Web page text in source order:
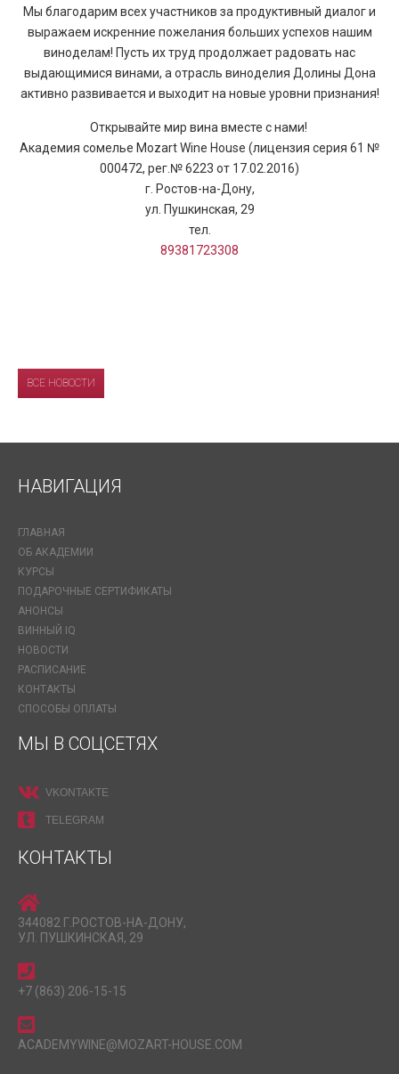
Мы благодарим всех участников за продуктивный диалог и
выражаем искренние пожелания больших успехов нашим
виноделам! Пусть их труд продолжает радовать нас
выдающимися винами, а отрасль виноделия Долины Дона
активно развивается и выходит на новые уровни признания!
Открывайте мир вина вместе с нами!
Академия сомелье Mozart Wine House (лицензия серия 61 №
000472, рег.№ 6223 от 17.02.2016)
г. Ростов-на-Дону,
ул. Пушкинская, 29
тел.
89381723308
ВСЕ НОВОСТИ
НАВИГАЦИЯ
ГЛАВНАЯ
ОБ АКАДЕМИИ
КУРСЫ
ПОДАРОЧНЫЕ СЕРТИФИКАТЫ
АНОНСЫ
ВИННЫЙ IQ
НОВОСТИ
РАСПИСАНИЕ
КОНТАКТЫ
СПОСОБЫ ОПЛАТЫ
МЫ В СОЦСЕТЯХ
VKONTAKTE
TELEGRAM
КОНТАКТЫ
344082 Г.РОСТОВ-НА-ДОНУ,
УЛ. ПУШКИНСКАЯ, 29
+7 (863) 206-15-15
ACADEMYWINE@MOZART-HOUSE.COM